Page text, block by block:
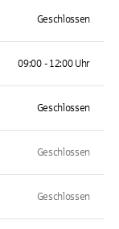
Geschlossen
09:00 - 12:00 Uhr
Geschlossen
Geschlossen
Geschlossen